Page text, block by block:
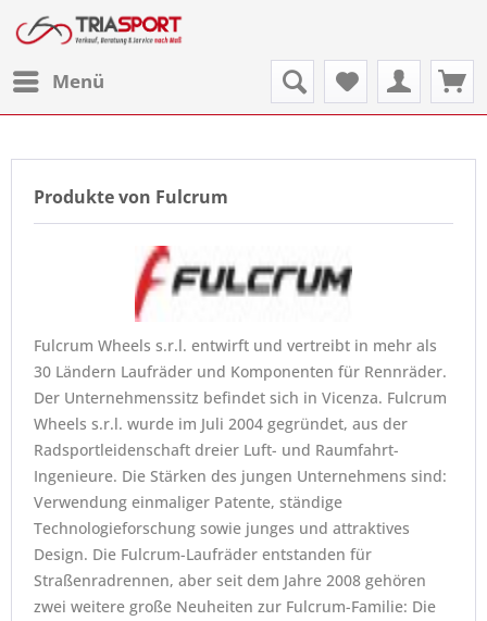
Menü
Produkte von Fulcrum
Fulcrum Wheels s.r.l. entwirft und vertreibt in mehr als
30 Ländern Laufräder und Komponenten für Rennräder.
Der Unternehmenssitz befindet sich in Vicenza. Fulcrum
Wheels s.r.l. wurde im Juli 2004 gegründet, aus der
Radsportleidenschaft dreier Luft- und Raumfahrt-
Ingenieure. Die Stärken des jungen Unternehmens sind:
Verwendung einmaliger Patente, ständige
Technologieforschung sowie junges und attraktives
Design. Die Fulcrum-Laufräder entstanden für
Straßenradrennen, aber seit dem Jahre 2008 gehören
zwei weitere große Neuheiten zur Fulcrum-Familie: Die